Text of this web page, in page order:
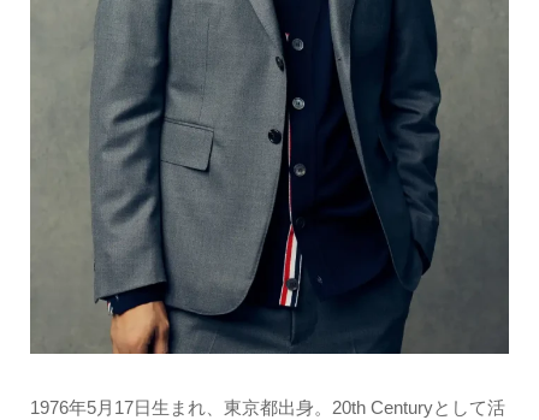
1976年5月17日生まれ、東京都出身。20th Centuryとして活